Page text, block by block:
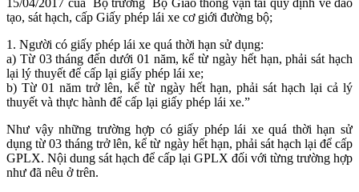
15/04/2017 của Bộ trưởng Bộ Giao thông vận tải quy định về đào
tạo, sát hạch, cấp Giấy phép lái xe cơ giới đường bộ;
1. Người có giấy phép lái xe quá thời hạn sử dụng:
a) Từ 03 tháng đến dưới 01 năm, kể từ ngày hết hạn, phải sát hạch
lại lý thuyết để cấp lại giấy phép lái xe;
b) Từ 01 năm trở lên, kể từ ngày hết hạn, phải sát hạch lại cả lý
thuyết và thực hành để cấp lại giấy phép lái xe.”
Như vậy những trường hợp có giấy phép lái xe quá thời hạn sử
dụng từ 03 tháng trở lên, kể từ ngày hết hạn, phải sát hạch lại để cấp
GPLX. Nội dung sát hạch để cấp lại GPLX đối với từng trường hợp
như đã nêu ở trên.